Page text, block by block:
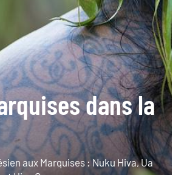
dans la
aux Marquises : Nuku Hiva, Ua